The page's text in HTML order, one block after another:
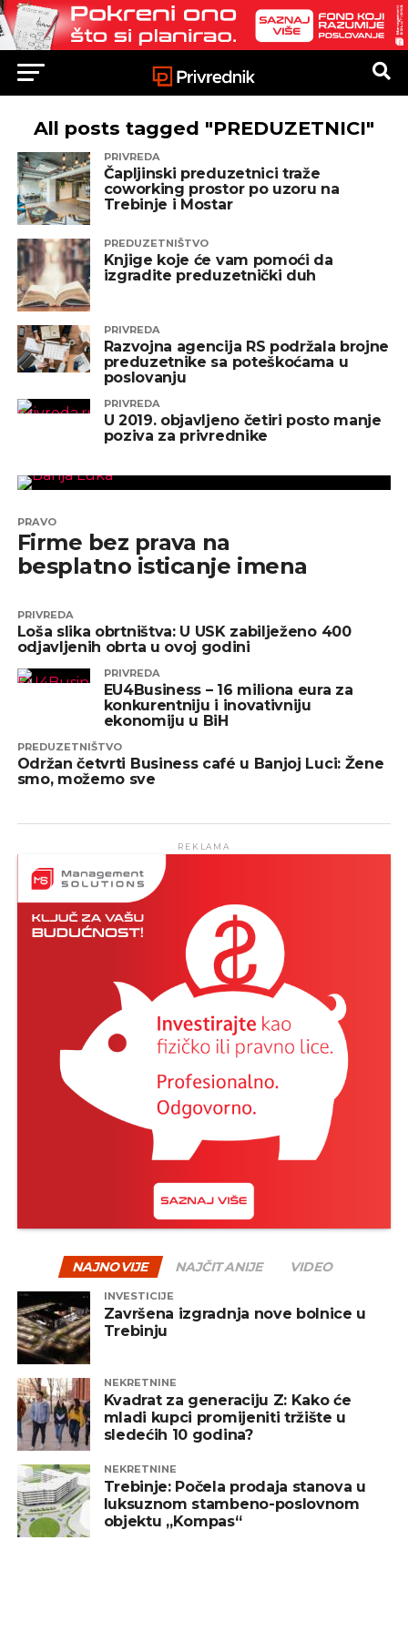
All posts tagged "PREDUZETNICI"
PRIVREDA
Čapljinski preduzetnici traže
coworking prostor po uzoru na
Trebinje i Mostar
PREDUZETNIŠTVO
Knjige koje će vam pomoći da
izgradite preduzetnički duh
PRIVREDA
Razvojna agencija RS podržala brojne
preduzetnike sa poteškoćama u
poslovanju
PRIVREDA
U 2019. objavljeno četiri posto manje
poziva za privrednike
PRAVO
Firme bez prava na
besplatno isticanje imena
PRIVREDA
Loša slika obrtništva: U USK zabilježeno 400
odjavljenih obrta u ovoj godini
PRIVREDA
EU4Business – 16 miliona eura za
konkurentniju i inovativniju
ekonomiju u BiH
PREDUZETNIŠTVO
Održan četvrti Business café u Banjoj Luci: Žene
smo, možemo sve
REKLAMA
NAJNOVIJE NAJČITANIJE VIDEO
INVESTICIJE
Završena izgradnja nove bolnice u
Trebinju
NEKRETNINE
Kvadrat za generaciju Z: Kako će
mladi kupci promijeniti tržište u
sledećih 10 godina?
NEKRETNINE
Trebinje: Počela prodaja stanova u
luksuznom stambeno-poslovnom
objektu „Kompas“